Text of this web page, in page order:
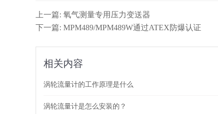
上一篇: 氧气测量专用压力变送器
下一篇: MPM489/MPM489W通过ATEX防爆认证
相关内容
涡轮流量计的工作原理是什么
涡轮流量计是怎么安装的？